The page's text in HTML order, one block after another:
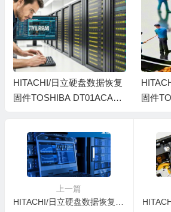
HITACHI/日立硬盘数据恢复
固件TOSHIBA DT01ACA10
固件
上一篇